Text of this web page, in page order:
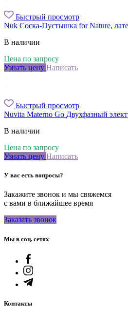
Быстрый просмотр
Nuk Соска-Пустышка for Nature,
В наличии
Цена по запросу
Узнать цену Написать
Быстрый просмотр
Nuvita Materno Go Двухфазный
В наличии
Цена по запросу
Узнать цену Написать
У вас есть вопросы?
Закажите звонок и мы свяжемся
с вами в ближайшее время
Заказать звонок
Мы в соц. сетях
Контакты